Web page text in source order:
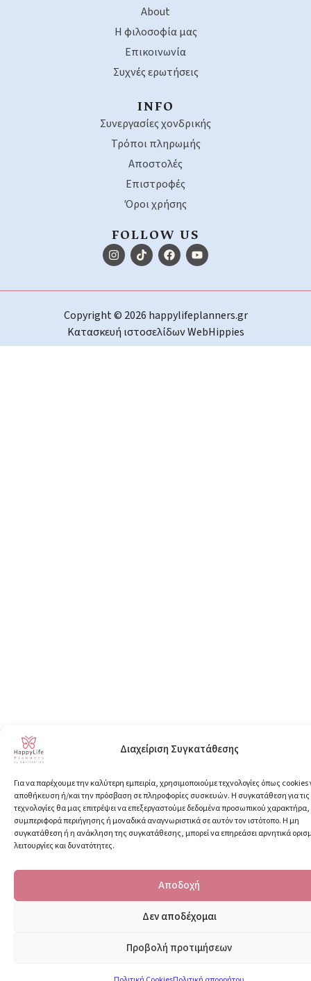
Διαχείριση Συγκατάθεσης
Για να παρέχουμε την καλύτερη εμπειρία, χρησιμοποιούμε τεχνολογίες όπως cookies
αποθήκευση ή/και την πρόσβαση σε πληροφορίες συσκευών. Η συγκατάθεση για
τεχνολογίες θα μας επιτρέψει να επεξεργαστούμε δεδομένα προσωπικού
συμπεριφορά περιήγησης ή μοναδικά αναγνωριστικά σε αυτόν τον ιστότοπο. Η μη
συγκατάθεση ή η ανάκληση της συγκατάθεσης, μπορεί να επηρεάσει αρνητικά
λειτουργίες και δυνατότητες.
Αποδοχή
Δεν αποδέχομαι
Προβολή προτιμήσεων
About
Η φιλοσοφία μας
Επικοινωνία
Συχνές ερωτήσεις
INFO
Συνεργασίες χονδρικής
Τρόποι πληρωμής
Αποστολές
Επιστροφές
Όροι χρήσης
FOLLOW US
Copyright © 2026 happylifeplanners.gr
Κατασκευή ιστοσελίδωνWebHippies